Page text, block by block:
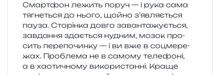
Смартфон лежить поруч — і рука сама
тягне­ться до нього, щойно з’являється
пауза. Сторінка довго заван­та­жу­є­ться,
зав­да­н­ня зда­є­ться нудним, мозок про­
сить пере­по­чин­ку — і ви вже в соцме­ре­
жах. Проблема не в само­му теле­фо­ні,
а в хао­ти­чно­му вико­ри­стан­ні. Краще